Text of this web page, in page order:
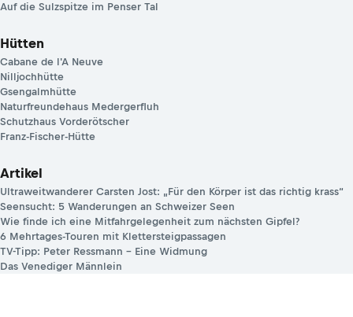
Auf die Sulzspitze im Penser Tal
Hütten
Cabane de l'A Neuve
Nilljochhütte
Gsengalmhütte
Naturfreundehaus Medergerfluh
Schutzhaus Vorderötscher
Franz-Fischer-Hütte
Artikel
Ultraweitwanderer Carsten Jost: „Für den Körper ist das richtig krass“
Seensucht: 5 Wanderungen an Schweizer Seen
Wie finde ich eine Mitfahrgelegenheit zum nächsten Gipfel?
6 Mehrtages-Touren mit Klettersteigpassagen
TV-Tipp: Peter Ressmann – Eine Widmung
Das Venediger Männlein